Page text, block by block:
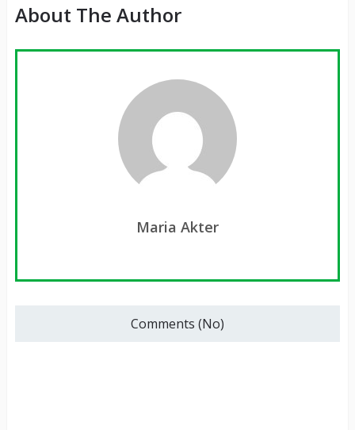
About The Author
Maria Akter
Comments (No)